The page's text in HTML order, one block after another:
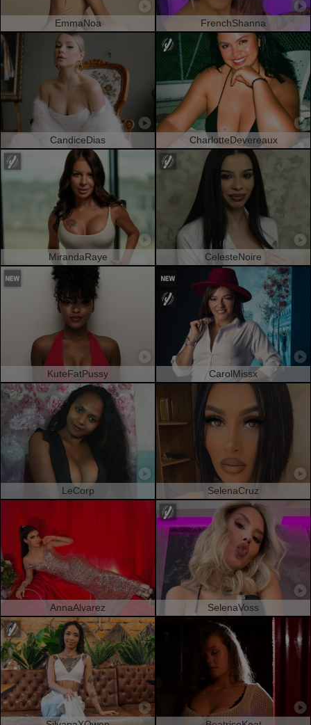
EmmaNoa FrenchShanna
CandiceDias CharlotteDevereaux
MirandaRaye CelesteNoire
KuteFatPussy CarolMissx
LeCorp SelenaCruz
AnnaAlvarez SelenaVoss